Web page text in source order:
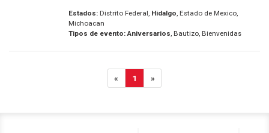
Estados:Distrito Federal, Hidalgo, Estado de Mexico,
Michoacan
Tipos de evento: Aniversarios, Bautizo, Bienvenidas
« 1 »